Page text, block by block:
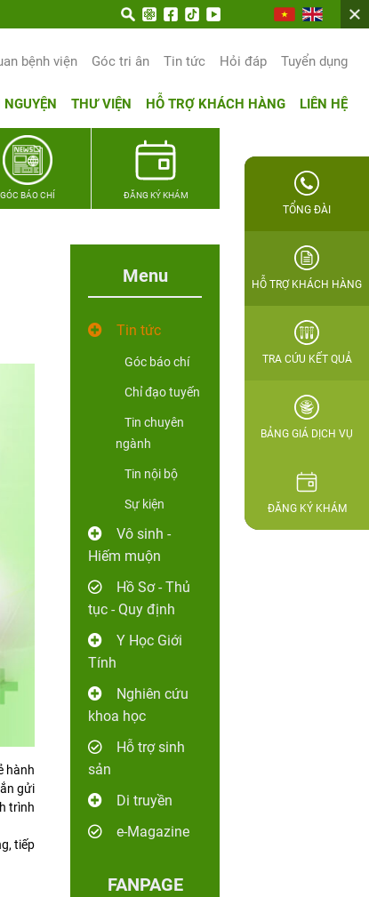
bệnh viện Góc tri ân Tin tức Hỏi đáp Tuyển dụng
THƯ VIỆN HỖ TRỢ KHÁCH HÀNG LIÊN HỆ
GÓC BÁO CHÍ ĐĂNG KÝ KHÁM
hành
gửi
trình
tiếp
Menu
Tin tức
Góc báo chí
Chỉ đạo tuyến
Tin chuyên
ngành
Tin nội bộ
Sự kiện
Vô sinh -
Hiếm muộn
Hồ Sơ - Thủ
tục - Quy định
Y Học Giới
Tính
Nghiên cứu
khoa học
Hỗ trợ sinh
sản
Di truyền
e-Magazine
FANPAGE
TỔNG ĐÀI
HỖ TRỢ KHÁCH HÀNG
TRA CỨU KẾT QUẢ
BẢNG GIÁ DỊCH VỤ
ĐĂNG KÝ KHÁM